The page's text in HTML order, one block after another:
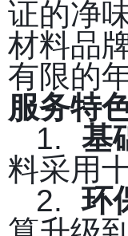
证的净
材料品
有限的
服务特
1.
基
料采用
2.
环